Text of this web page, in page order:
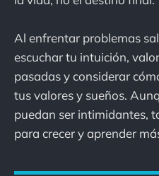
Al enfrentar problemas
escuchar tu intuición,
pasadas y considerar
tus valores y sueños.
puedan ser intimidantes,
para crecer y aprender